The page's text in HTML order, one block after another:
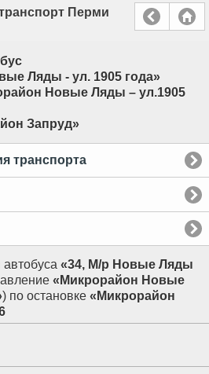
Перми
Ляды - ул. 1905 года»
Новые Ляды – ул.1905
Запруд»
транспорта
«34, М/р Новые Ляды
«Микрорайон Новые
) по остановке «Микрорайон